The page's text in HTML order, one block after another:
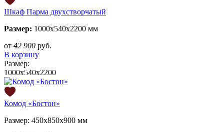
Шкаф Парма двухстворчатый
Размер: 1000х540х2200 мм
от 42 900 руб.
В корзину
Размер:
1000х540х2200
Комод «Бостон»
Размер: 450х850х900 мм